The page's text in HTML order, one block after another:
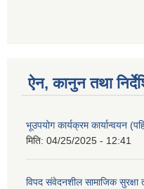
ऐन, कानुन तथा
भूउपयोग कार्यक्रम कार्यान्वयन
मिति: 04/25/2025 - 12:41
विपद संवेदनशील सामाजिक